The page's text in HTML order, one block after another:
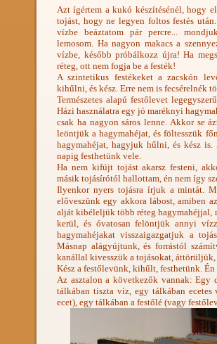
Azt ígértem a kukó készítésénél, hogy
tojást, hogy ne legyen foltos festés
vízbe beáztatom pár percre...
lemosom. Ha nagyon makacs a
vízbe, később próbálkozz újra! Ha
réteg, ott nem fogja be a festék!
A szintetikus festékeket a zacskón
kihűlni, és kész. Erre nem is fecsérelnék
Természetes alapú festőlevet
Házi használatra egy jó maréknyi
csak ha nagyon sáros lenne. Akkor se
leöntjük a hagymahéjat, és föltesszük
hagymahéjat, hagyjuk hűlni, és kész
napig festhetünk vele.
Ha nem kifújt tojást akarsz festeni,
másik tojásírótól hallottam, én nem így
Ilyenkor nyers tojásra írjuk a mintát.
előveszünk egy akkora lábost, amiben
alját kibéleljük több réteg hagymahéjjal,
kerül, és óvatosan felöntjük annyi
hagymahéjakat visszaigazgatjuk a
Másnap alágyújtunk, és forrástól
kanállal kivesszük a tojásokat,
Kész a festőlevünk, kihűlt, festhetünk.
Az asztalon a következők vannak:
tálkában tiszta víz, egy tálkában
ecet), egy tálkában a festőlé (vagy